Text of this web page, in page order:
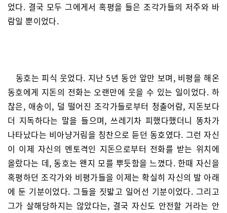
었다. 결국 모두 그에게서 혹평을 들은 조각가들의 저주와 바
람일 뿐이었다.
동호는 피식 웃었다. 지난 5년 동안 앞만 보며, 비평을 해온
동호에게 지돈의 전화는 오랜만에 웃을 수 있는 일이었다. 하
찮은, 애송이, 덜 떨어진 조각가들로부터 청출어람, 지돈보다
더 지독하다는 말을 들으며, 쓰레기차 피했다했더니 똥차가
나타났다는 비아냥거림을 칭찬으로 듣던 동호였다. 그런 자신
이 이제 자신의 멘토격인 지돈으로부터 전화를 받는 위치에
올랐다는 데, 동호는 왠지 모를 뿌듯함을 느꼈다. 한때 자신을
혹평하던 조각가와 비평가들을 이제는 확실히 자신의 발 아래
에 둔 기분이었다. 그들을 짓밟고 일어선 기분이었다. 그리고
그가 살해당하지는 않았다는, 결국 자신도 안전할 거라는 안